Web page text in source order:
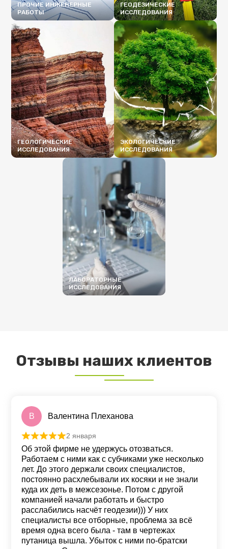
ПРОЧИЕ ИНЖЕНЕРНЫЕ
РАБОТЫ
ПОДРОБНЕЕ
ГЕОДЕЗИЧЕСКИЕ
ИССЛЕДОВАНИЯ
ПОДРОБНЕЕ
ГЕОЛОГИЧЕСКИЕ
ИССЛЕДОВАНИЯ
ЭКОЛОГИЧЕСКИЕ
ИССЛЕДОВАНИЯ
ЛАБОРАТОРНЫЕ
ИССЛЕДОВАНИЯ
Отзывы наших клиентов
В Валентина Плеханова
Оценка из 5
2 января
Об этой фирме не удержусь отозваться.
Работаем с ними как с субчиками уже несколько
лет. До этого держали своих специалистов,
постоянно расхлебывали их косяки и не знали
куда их деть в межсезонье. Потом с другой
компанией начали работать и быстро
расслабились насчёт геодезии))) У них
специалисты все отборные, проблема за всё
время одна всего была - там в чертежах
путаница вышла. Убыток с ними по-братски